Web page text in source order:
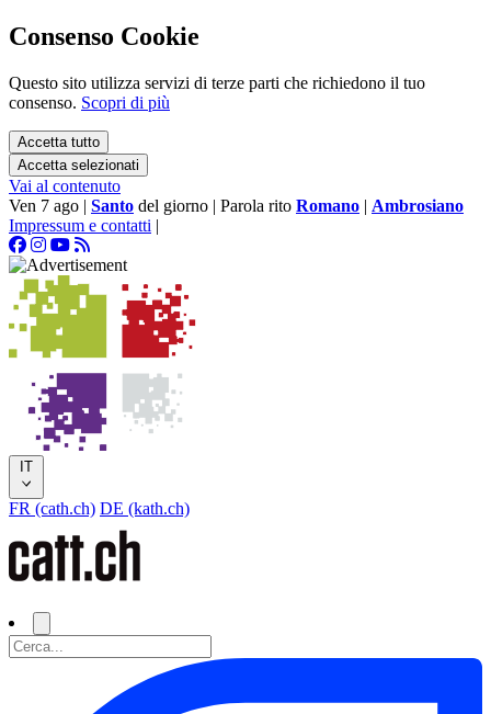
Consenso Cookie
Questo sito utilizza servizi di terze parti che richiedono il tuo
consenso. Scopri di più
Accetta tutto
Accetta selezionati
Vai al contenuto
Ven 7 ago | Santo del giorno | Parola rito Romano | Ambrosiano
Impressum e contatti |
IT
FR (cath.ch) DE (kath.ch)